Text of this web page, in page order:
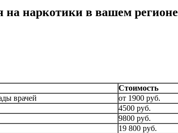
на наркотики в вашем регионе
Стоимость
врачей
от 1900 руб.
4500 руб.
9800 руб.
19 800 руб.